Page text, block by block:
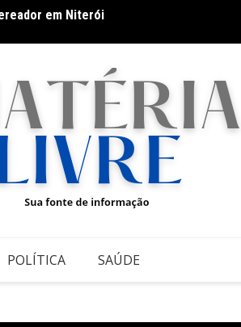
em Niterói
POLÍTICA SAÚDE